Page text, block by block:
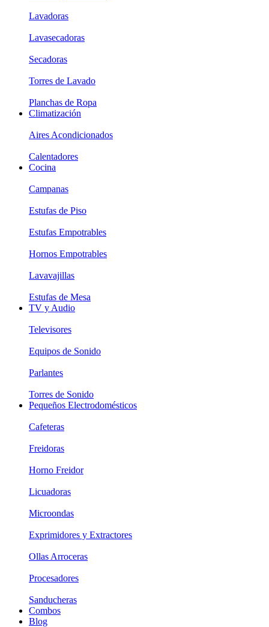
Lavadoras
Lavasecadoras
Secadoras
Torres de Lavado
Planchas de Ropa
Climatización
Aires Acondicionados
Calentadores
Cocina
Campanas
Estufas de Piso
Estufas Empotrables
Hornos Empotrables
Lavavajillas
Estufas de Mesa
TV y Audio
Televisores
Equipos de Sonido
Parlantes
Torres de Sonido
Pequeños Electrodomésticos
Cafeteras
Freidoras
Horno Freidor
Licuadoras
Microondas
Exprimidores y Extractores
Ollas Arroceras
Procesadores
Sanducheras
Combos
Blog